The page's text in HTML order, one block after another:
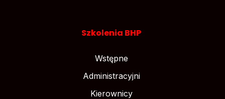
Szkolenia BHP
Wstępne
Administracyjni
Kierownicy